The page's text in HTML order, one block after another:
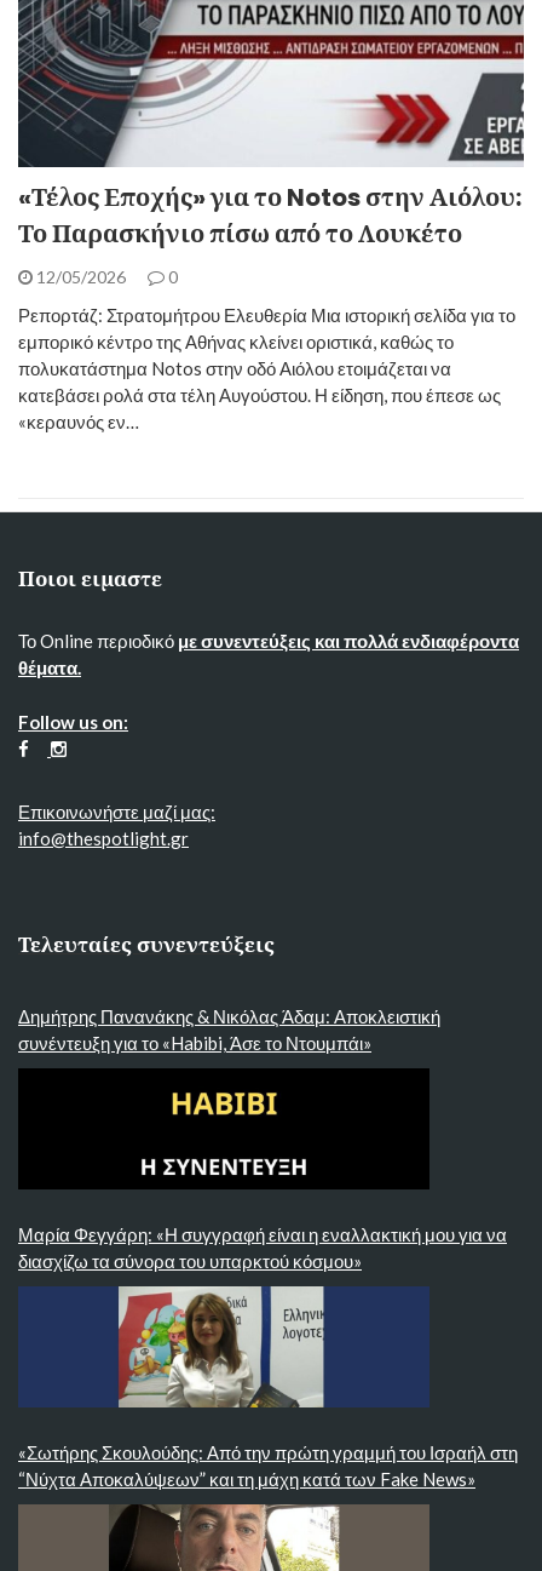
«Τέλος Εποχής» για το Notos στην Αιόλου:
Το Παρασκήνιο πίσω από το Λουκέτο
12/05/2026 0
​Ρεπορτάζ: Στρατομήτρου Ελευθερία Μια ιστορική σελίδα για το
εμπορικό κέντρο της Αθήνας κλείνει οριστικά, καθώς το
πολυκατάστημα Notos στην οδό Αιόλου ετοιμάζεται να
κατεβάσει ρολά στα τέλη Αυγούστου. Η είδηση, που έπεσε ως
«κεραυνός εν…
Ποιοι ειμαστε
Το Online περιοδικό με συνεντεύξεις και πολλά ενδιαφέροντα
θέματα.
Follow us on:
Επικοινωνήστε μαζί μας:
info@thespotlight.gr
Τελευταίες συνεντεύξεις
Δημήτρης Πανανάκης & Νικόλας Άδαμ: Αποκλειστική
συνέντευξη για το «Habibi, Άσε το Ντουμπάι»
Μαρία Φεγγάρη: «Η συγγραφή είναι η εναλλακτική μου για να
διασχίζω τα σύνορα του υπαρκτού κόσμου»
«Σωτήρης Σκουλούδης: Από την πρώτη γραμμή του Ισραήλ στη
“Νύχτα Αποκαλύψεων” και τη μάχη κατά των Fake News»